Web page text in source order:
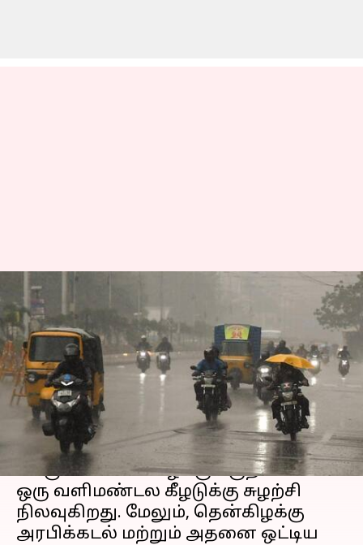
12 தமிழக
மாவட்டங்களுக்கு
கனமழை எச்சரிக்கை
எழுதியவர் Sindhuja SM Jan 09, 2024 05:16 pm
செய்தி முன்னோட்டம்
பூமத்திய ரேகையை ஒட்டிய இந்திய
பெருங்கடலின் கிழக்கு பகுதிகளில்
ஒரு வளிமண்டல கீழடுக்கு சுழற்சி
நிலவுகிறது. மேலும், தென்கிழக்கு
அரபிக்கடல் மற்றும் அதனை ஒட்டிய